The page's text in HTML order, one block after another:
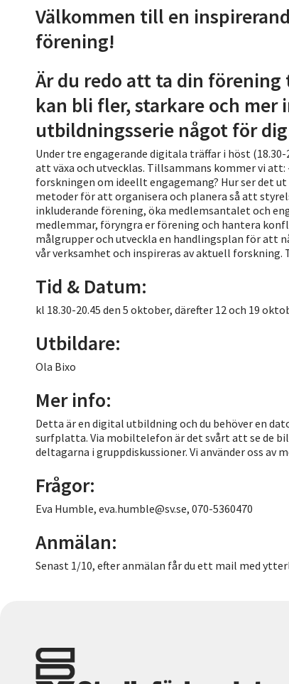
Välkommen till en
förening!
Är du redo att ta din
kan bli fler, starkare och mer
utbildningsserie något för
Under tre engagerande digitala träffar i höst
att växa och utvecklas. Tillsammans kommer vi
forskningen om ideellt engagemang? Hur ser det
metoder för att organisera och planera så att
inkluderande förening, öka medlemsantalet och
medlemmar, föryngra er förening och hantera
målgrupper och utveckla en handlingsplan för att
vår verksamhet och inspireras av aktuell
Tid & Datum:
kl 18.30-20.45 den 5 oktober, därefter 12 och 19
Utbildare:
Ola Bixo
Mer info:
Detta är en digital utbildning och du behöver en
surfplatta. Via mobiltelefon är det svårt att se de
deltagarna i gruppdiskussioner. Vi använder oss av
Frågor:
Eva Humble, eva.humble@sv.se, 070-5360470
Anmälan:
Senast 1/10, efter anmälan får du ett mail med